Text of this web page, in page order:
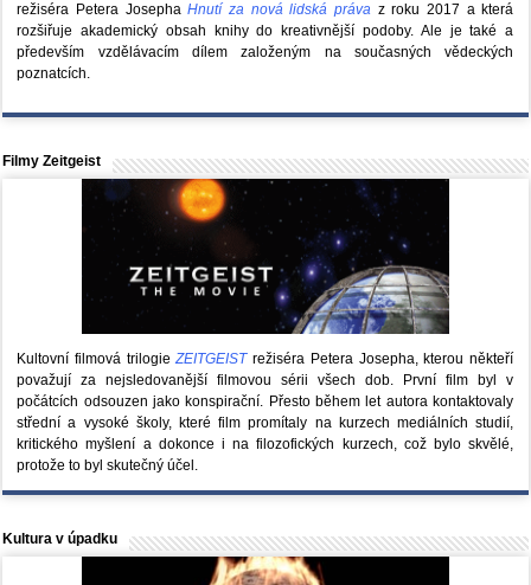
režiséra Petera JosephaHnutí za nová lidská právaz roku 2017 a která
rozšiřuje akademický obsah knihy do kreativnější podoby. Ale je také a
především vzdělávacím dílem založeným na současných vědeckých
poznatcích.
Filmy Zeitgeist
Kultovní filmová trilogieZEITGEISTrežiséra Petera Josepha, kterou někteří
považují za nejsledovanější filmovou sérii všech dob. První film byl v
počátcích odsouzen jako konspirační. Přesto během let autora kontaktovaly
střední a vysoké školy, které film promítaly na kurzech mediálních studií,
kritického myšlení a dokonce i na filozofických kurzech, což bylo skvělé,
protože to byl skutečný účel.
Kultura v úpadku